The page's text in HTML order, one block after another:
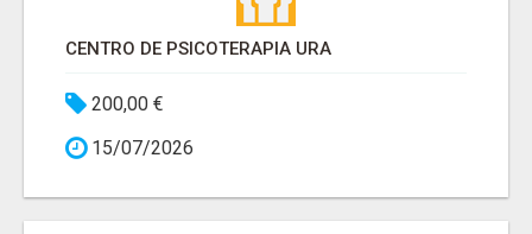
CENTRO DE PSICOTERAPIA URA
200,00 €
15/07/2026